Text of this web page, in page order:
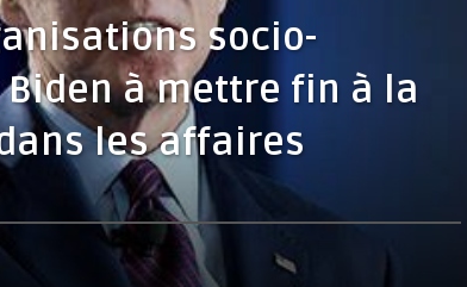
socio-
à mettre fin à la
les affaires